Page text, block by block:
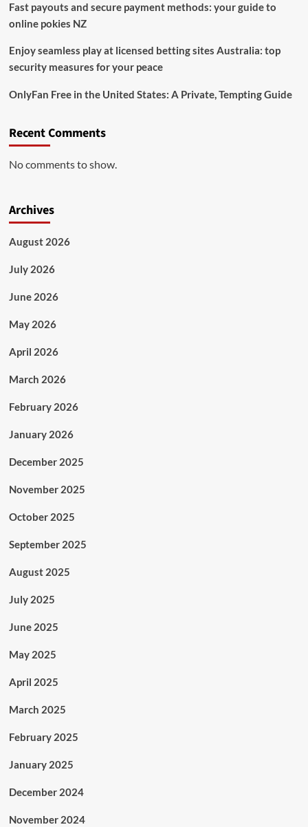
Fast payouts and secure payment methods: your guide to
online pokies NZ
Enjoy seamless play at licensed betting sites Australia: top
security measures for your peace
OnlyFan Free in the United States: A Private, Tempting Guide
Recent Comments
No comments to show.
Archives
August 2026
July 2026
June 2026
May 2026
April 2026
March 2026
February 2026
January 2026
December 2025
November 2025
October 2025
September 2025
August 2025
July 2025
June 2025
May 2025
April 2025
March 2025
February 2025
January 2025
December 2024
November 2024